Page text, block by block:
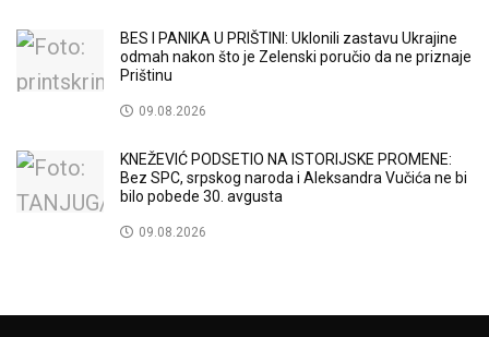
BES I PANIKA U PRIŠTINI: Uklonili zastavu Ukrajine
odmah nakon što je Zelenski poručio da ne priznaje
Prištinu
09.08.2026
KNEŽEVIĆ PODSETIO NA ISTORIJSKE PROMENE:
Bez SPC, srpskog naroda i Aleksandra Vučića ne bi
bilo pobede 30. avgusta
09.08.2026